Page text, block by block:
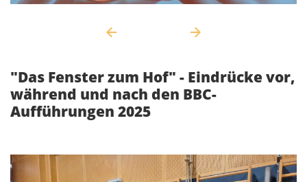
"Das Fenster zum Hof" - Eindrücke vor,
während und nach den BBC-
Aufführungen 2025